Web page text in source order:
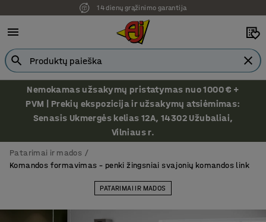
Ekspozicija Vilniuje
Nemokamas užsakymų pristatymas nuo 1000 € +
PVM | Prekių ekspozicija ir užsakymų atsiėmimas:
Senasis Ukmergės kelias 12A, 14302 Užubaliai,
Vilniaus r.
Patarimai ir mados
Komandos formavimas – penki žingsniai svajonių komandos link
PATARIMAI IR MADOS